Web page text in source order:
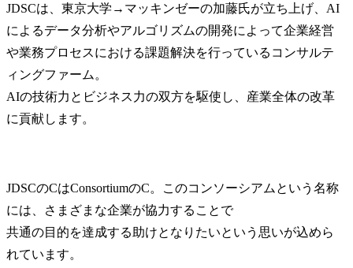
JDSCは、東京大学→マッキンゼーの加藤氏が立ち上げ、AI
によるデータ分析やアルゴリズムの開発によって企業経営
や業務プロセスにおける課題解決を行っているコンサルテ
ィングファーム。
AIの技術力とビジネス力の双方を駆使し、産業全体の改革
に貢献します。
JDSCのCはConsortiumのC。このコンソーシアムという名称
には、さまざまな企業が協力することで
共通の目的を達成する助けとなりたいという思いが込めら
れています。